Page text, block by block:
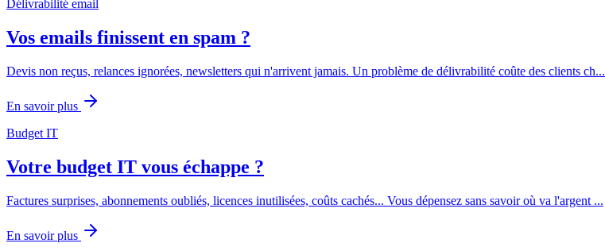
Délivrabilité email
Vos emails finissent en spam ?
Devis non reçus, relances ignorées, newsletters qui n'arrivent jamais. Un problème de délivrabilité coûte des clients ch...
En savoir plus
Budget IT
Votre budget IT vous échappe ?
Factures surprises, abonnements oubliés, licences inutilisées, coûts cachés... Vous dépensez sans savoir où va l'argent ...
En savoir plus